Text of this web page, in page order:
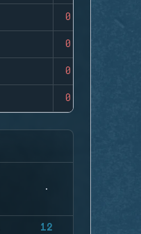
0
0
0
0
12